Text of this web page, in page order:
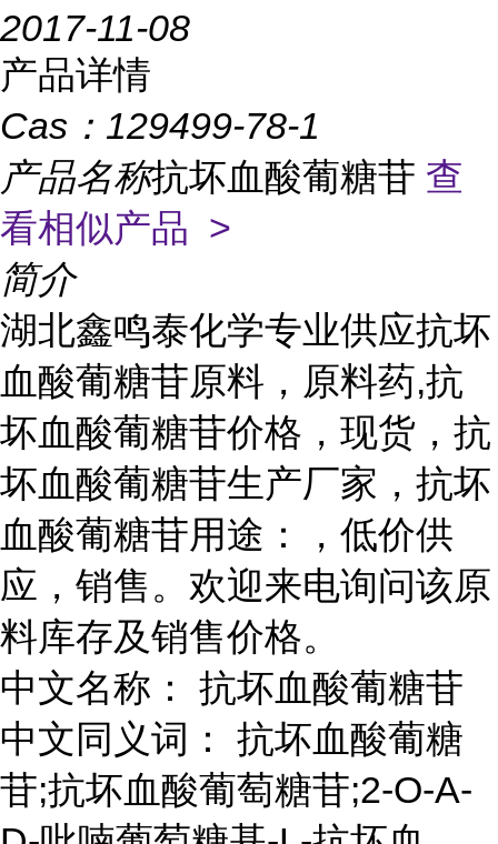
2017-11-08
产品详情
Cas： 129499-78-1
产品名称抗坏血酸葡糖苷 查
看相似产品 >
简介
湖北鑫鸣泰化学专业供应抗坏
血酸葡糖苷原料，原料药,抗
坏血酸葡糖苷价格，现货，抗
坏血酸葡糖苷生产厂家，抗坏
血酸葡糖苷用途：，低价供
应，销售。欢迎来电询问该原
料库存及销售价格。
中文名称： 抗坏血酸葡糖苷
中文同义词： 抗坏血酸葡糖
苷;抗坏血酸葡萄糖苷;2-O-Α-